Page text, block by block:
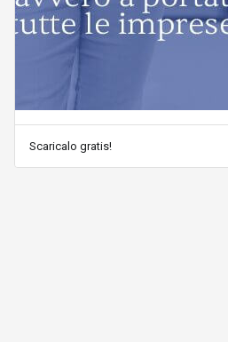
Scaricalo gratis!